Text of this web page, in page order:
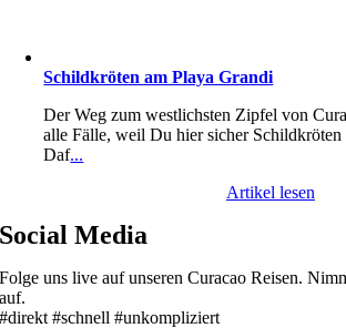
Schildkröten am Playa Grandi
Der Weg zum westlichsten Zipfel von
alle Fälle, weil Du hier sicher Schildkröten
Daf...
Artikel lesen
Social Media
Folge uns live auf unseren Curacao Reisen.
auf.
#direkt #schnell #unkompliziert